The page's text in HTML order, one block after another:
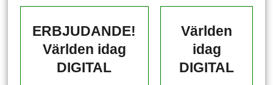
ERBJUDANDE!
Världen idag
DIGITAL
Världen
idag
DIGITAL